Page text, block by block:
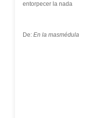
entorpecer la nada
De: En la masmédula